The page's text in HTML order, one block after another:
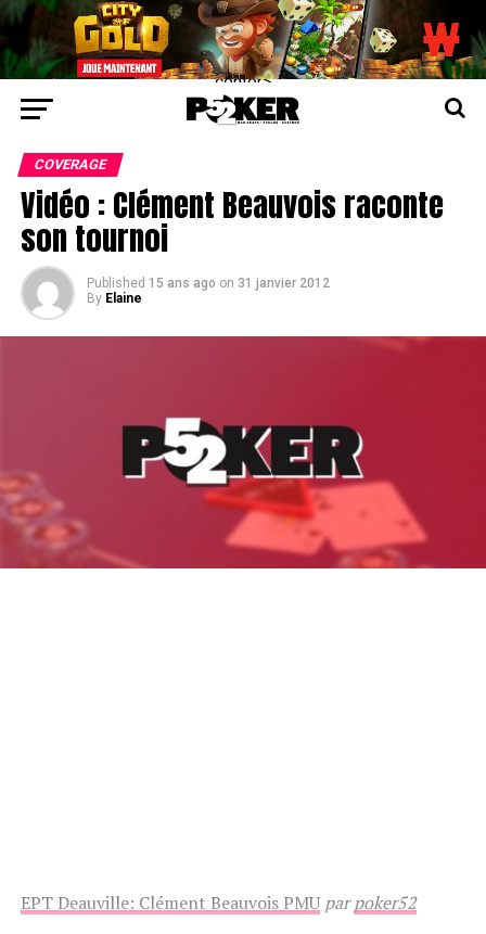
center>
COVERAGE
Vidéo : Clément Beauvois raconte
son tournoi
Published 15 ans ago on 31 janvier 2012
By Elaine
EPT Deauville: Clément Beauvois PMU parpoker52